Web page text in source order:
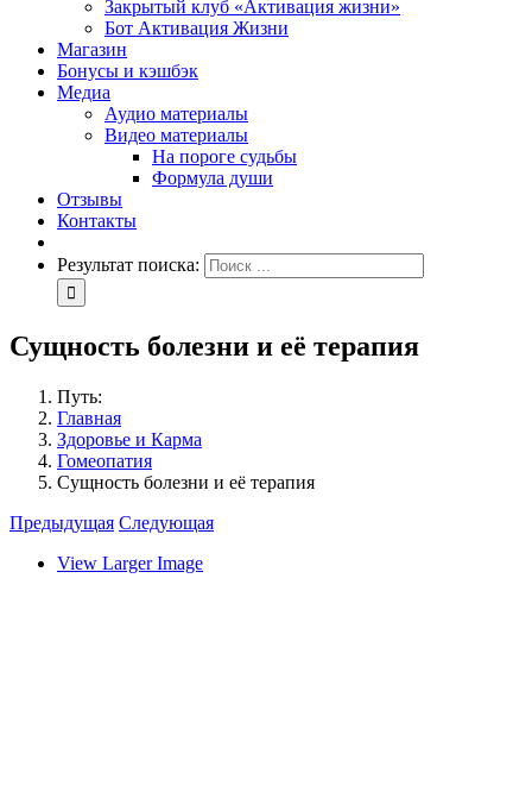
Закрытый клуб «Активация жизни»
Бот Активация Жизни
Магазин
Бонусы и кэшбэк
Медиа
Аудио материалы
Видео материалы
На пороге судьбы
Формула души
Отзывы
Контакты
Результат поиска:
Сущность болезни и её терапия
Путь:
Главная
Здоровье и Карма
Гомеопатия
Сущность болезни и её терапия
Предыдущая Следующая
View Larger Image